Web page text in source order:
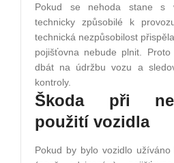
Pokud se nehoda stane s
technicky způsobilé k
technická nezpůsobilost
pojišťovna nebude plnit.
dbát na údržbu vozu a
kontroly.
Škoda při
použití vozidla
Pokud by bylo vozidlo